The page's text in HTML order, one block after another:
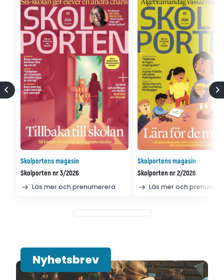
Skolportens magasin
Skolporten nr 3/2026
Läs mer och prenumerera
Skolportens magasin
Skolporten nr 2/2026
Läs mer och
Nyhetsbrev